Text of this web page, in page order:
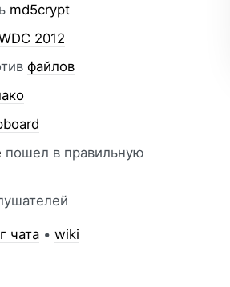
md5crypt
2012
файлов
пошел в правильную
чата •wiki